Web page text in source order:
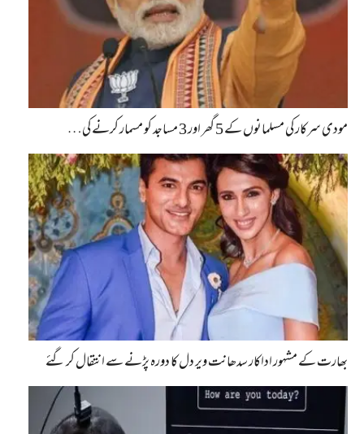
مودی سرکار کی مسلمانوں کے 5 گھر اور 3 مساجد کو مسمار کرنے کی…
بھارت کے مشہور اداکار سدھانت ویر دل کا دورہ پڑنے سے انتقال کر گئے